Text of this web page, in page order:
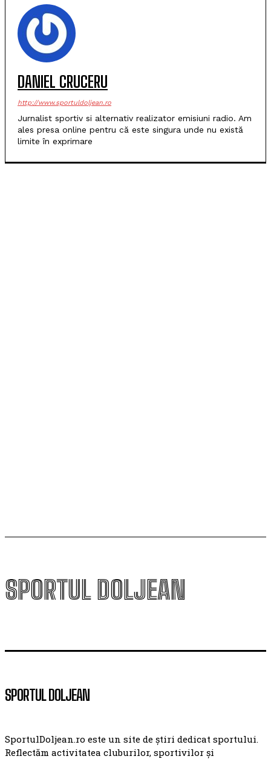
DANIEL CRUCERU
http://www.sportuldoljean.ro
Jurnalist sportiv si alternativ realizator emisiuni radio. Am
ales presa online pentru că este singura unde nu există
limite în exprimare
SPORTUL DOLJEAN
SPORTUL DOLJEAN
SportulDoljean.ro este un site de știri dedicat sportului.
Reflectăm activitatea cluburilor, sportivilor și